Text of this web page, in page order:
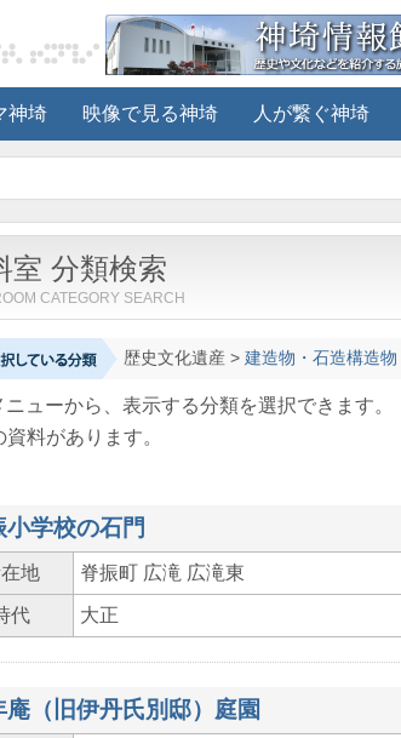
神埼 映像で見る神埼 人が繋ぐ神埼
室 分類検索
CATEGORY SEARCH
歴史文化遺産> 建造物・石造構造物
ニューから、表示する分類を選択できます。
資料があります。
小学校の石門
地 脊振町 広滝 広滝東
代 大正
庵（旧伊丹氏別邸）庭園